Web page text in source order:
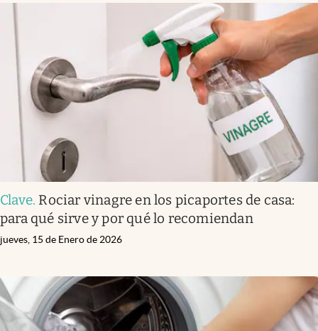
Clave. Rociar vinagre en los picaportes de casa:
para qué sirve y por qué lo recomiendan
jueves, 15 de Enero de 2026